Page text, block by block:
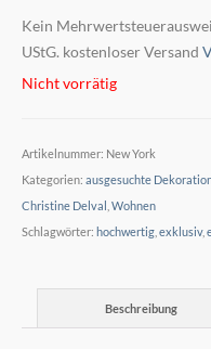
war:
78,00 €
ist:
Kein
UStG. kostenloser Versand
Nicht vorrätig
Artikelnummer: New York
Kategorien: ausgesuchte
Christine Delval
Wohnen
Schlagwörter: hochwertig exklusiv,
Beschreibung